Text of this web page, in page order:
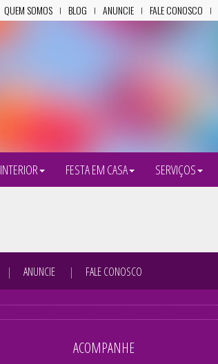
QUEM SOMOS BLOG ANUNCIE FALE CONOSCO
INTERIOR FESTA EM CASA SERVIÇOS
ANUNCIE FALE CONOSCO
ACOMPANHE